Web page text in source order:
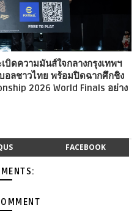
บิดความมันส์ใจกลางกรุงเทพฯ
บอลชาวไทย พร้อมปิดฉากศึกชิง
2026 World Finals อย่าง
FACEBOOK